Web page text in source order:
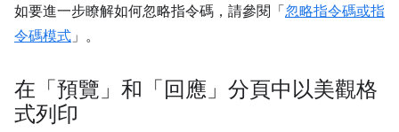
如要進一步瞭解如何忽略指令碼，請參閱「忽略指令碼或指
令碼模式 」。
在「預覽」和「回應」分頁中以美觀格
式列印